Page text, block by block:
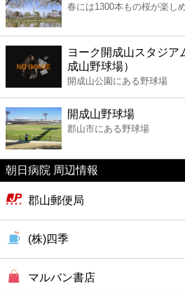
書店
ファミレス
ファーストフード
カフェ
ショッピング
銀行
公共
病院
春には1300本もの桜が楽し
ヨーク開成山スタジア
成山野球場）
開成山公園にある野球場
開成山野球場
郡山市にある野球場
朝日病院 周辺情報
郡山郵便局
(株)四季
マルバン書店